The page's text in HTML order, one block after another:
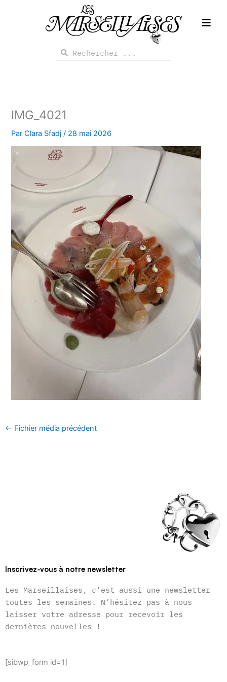
Rechercher
Rechercher
IMG_4021
ParClara Sfadj / 28 mai 2026
← Fichier média précédent
Inscrivez-vous à notre newsletter
Les Marseillaises, c’est aussi une newsletter
toutes les semaines. N’hésitez pas à nous
laisser votre adresse pour recevoir les
dernières nouvelles !
[sibwp_form id=1]